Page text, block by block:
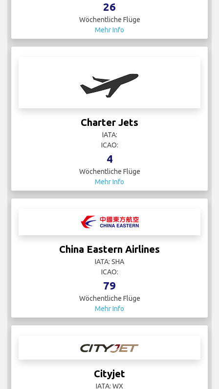
26
Wöchentliche Flüge
Mehr Info
Charter Jets
IATA:
ICAO:
4
Wöchentliche Flüge
Mehr Info
China Eastern Airlines
IATA: SHA
ICAO:
79
Wöchentliche Flüge
Mehr Info
Cityjet
IATA: WX